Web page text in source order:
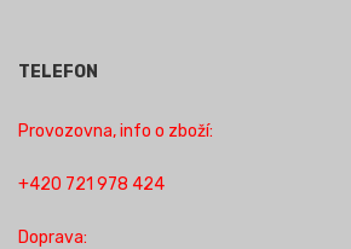
TELEFON
Provozovna, info o zboží:
+420 721 978 424
Doprava: